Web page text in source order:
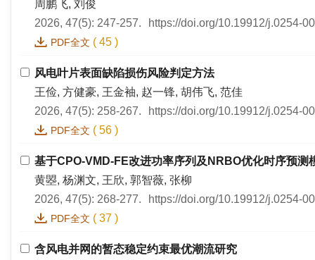
周鹏飞, 刘俊
2026, 47(5): 247-257.
https://doi.org/10.19912/j.0254-
PDF全文 ( 45 )
风电叶片表面缺陷损伤风险判定方法
王俭, 方健豪, 王金袖, 赵一锋, 胡伟飞, 范佳
2026, 47(5): 258-267.
https://doi.org/10.19912/j.0254-
PDF全文 ( 56 )
基于CPO-VMD-FE改进功率序列及NRBO优化时序预测
黄曌, 杨渊文, 王欣, 郭智薇, 张柳
2026, 47(5): 268-277.
https://doi.org/10.19912/j.0254-
PDF全文 ( 37 )
含风电并网的暂态稳定约束最优潮流研究